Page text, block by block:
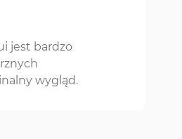
jest bardzo
wygląd.